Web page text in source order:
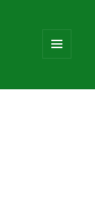
WIDGETS